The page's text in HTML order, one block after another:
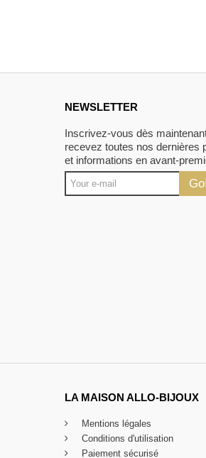
NEWSLETTER
Inscrivez-vous dès
recevez toutes nos dernières
et informations en avant-
Go!
LA MAISON ALLO-BIJOUX
Mentions légales
Conditions d'utilisation
Paiement sécurisé